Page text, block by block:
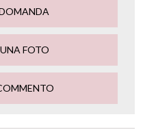
FOTO